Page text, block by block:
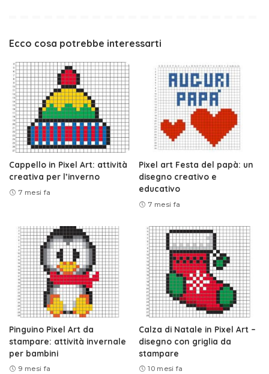
Ecco cosa potrebbe interessarti
Cappello in Pixel Art: attività
creativa per l’inverno
7 mesi fa
Pixel art Festa del papà: un
disegno creativo e
educativo
7 mesi fa
Pinguino Pixel Art da
stampare: attività invernale
per bambini
9 mesi fa
Calza di Natale in Pixel Art –
disegno con griglia da
stampare
10 mesi fa